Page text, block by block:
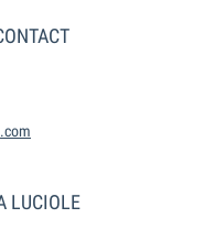
LUCIOLE